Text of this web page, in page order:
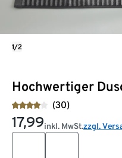
Hochwertiger
(30)
17,99inkl. MwSt.zzgl.
1/2